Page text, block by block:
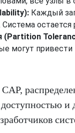
Каждый
(Partition
могут
и